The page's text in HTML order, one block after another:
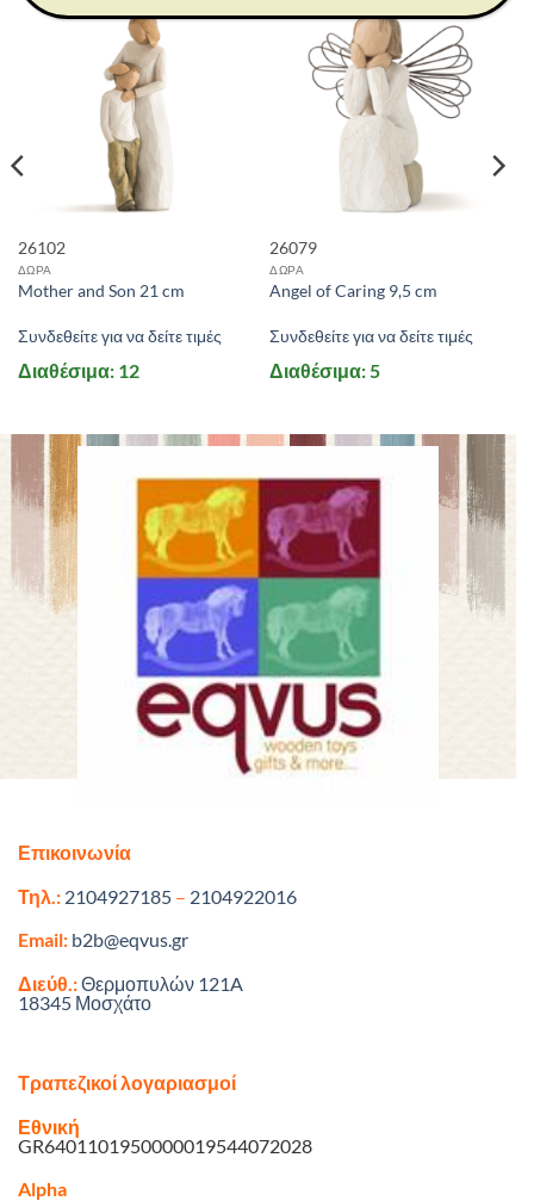
26102
ΔΩΡΑ
Mother and Son 21 cm
Συνδεθείτε για να δείτε τιμές
Διαθέσιμα: 12
26079
ΔΩΡΑ
Angel of Caring 9,5 cm
Συνδεθείτε για να δείτε τιμές
Διαθέσιμα: 5
Επικοινωνία
Τηλ.: 2104927185 – 2104922016
Email: b2b@eqvus.gr
Διεύθ.:Θερμοπυλών 121A
18345 Μοσχάτο
Τραπεζικοί λογαριασμοί
Εθνική
GR6401101950000019544072028
Alpha